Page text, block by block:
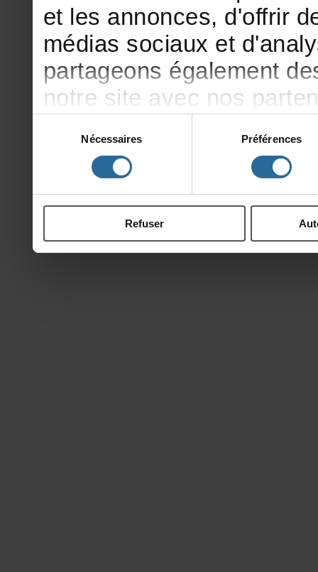
consentement
Nécessaires Préférences
Refuser